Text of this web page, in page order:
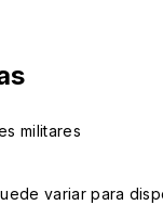
militares
variar para